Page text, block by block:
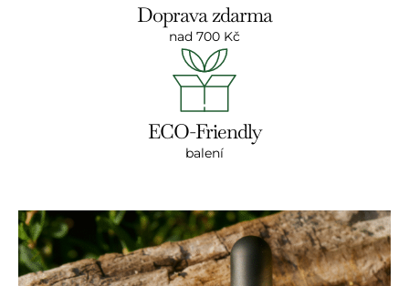
Doprava zdarma
nad 700 Kč
ECO-Friendly
balení